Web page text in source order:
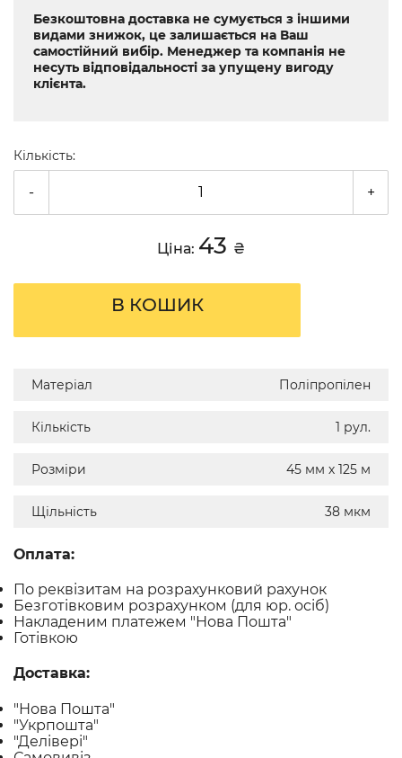
Безкоштовна доставка не сумується з іншими
видами знижок, це залишається на Ваш
самостійний вибір. Менеджер та компанія не
несуть відповідальності за упущену вигоду
клієнта.
Кількість:
- +
Ціна: 43 ₴
В КОШИК
Матеріал Поліпропілен
Кількість 1 рул.
Розміри 45 мм х 125 м
Щільність 38 мкм
Оплата:
По реквізитам на розрахунковий рахунок
Безготівковим розрахунком (для юр. осіб)
Накладеним платежем "Нова Пошта"
Готівкою
Доставка:
"Нова Пошта"
"Укрпошта"
"Делівері"